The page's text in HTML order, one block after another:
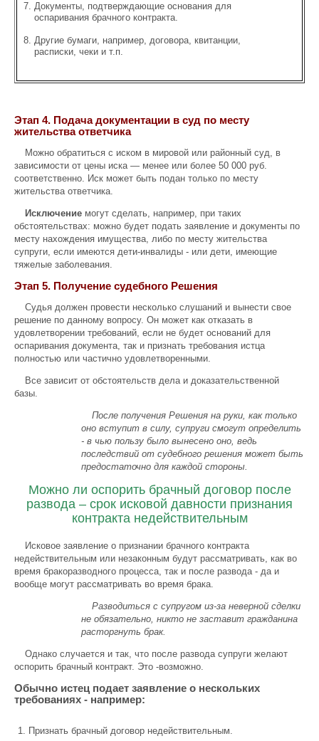
Документы, подтверждающие основания для
оспаривания брачного контракта.
Другие бумаги, например, договора, квитанции,
расписки, чеки и т.п.
Этап 4. Подача документации в суд по месту
жительства ответчика
Можно обратиться с иском в мировой или районный суд, в
зависимости от цены иска — менее или более 50 000 руб.
соответственно. Иск может быть подан только по месту
жительства ответчика.
Исключение могут сделать, например, при таких
обстоятельствах: можно будет подать заявление и документы по
месту нахождения имущества, либо по месту жительства
супруги, если имеются дети-инвалиды - или дети, имеющие
тяжелые заболевания.
Этап 5. Получение судебного Решения
Судья должен провести несколько слушаний и вынести свое
решение по данному вопросу. Он может как отказать в
удовлетворении требований, если не будет оснований для
оспаривания документа, так и признать требования истца
полностью или частично удовлетворенными.
Все зависит от обстоятельств дела и доказательственной
базы.
После получения Решения на руки, как только
оно вступит в силу, супруги смогут определить
- в чью пользу было вынесено оно, ведь
последствий от судебного решения может быть
предостаточно для каждой стороны.
Можно ли оспорить брачный договор после
развода – срок исковой давности признания
контракта недействительным
Исковое заявление о признании брачного контракта
недействительным или незаконным будут рассматривать, как во
время бракоразводного процесса, так и после развода - да и
вообще могут рассматривать во время брака.
Разводиться с супругом из-за неверной сделки
не обязательно, никто не заставит гражданина
расторгнуть брак.
Однако случается и так, что после развода супруги желают
оспорить брачный контракт. Это -возможно.
Обычно истец подает заявление о нескольких
требованиях - например:
Признать брачный договор недействительным.